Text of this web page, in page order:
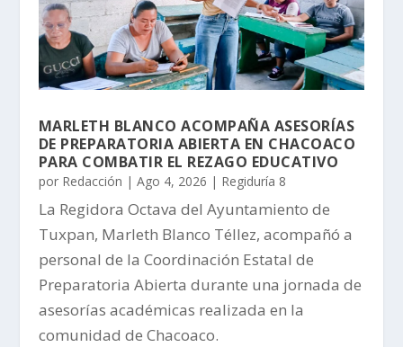
MARLETH BLANCO ACOMPAÑA ASESORÍAS
DE PREPARATORIA ABIERTA EN CHACOACO
PARA COMBATIR EL REZAGO EDUCATIVO
por Redacción | Ago 4, 2026 | Regiduría 8
La Regidora Octava del Ayuntamiento de
Tuxpan, Marleth Blanco Téllez, acompañó a
personal de la Coordinación Estatal de
Preparatoria Abierta durante una jornada de
asesorías académicas realizada en la
comunidad de Chacoaco.